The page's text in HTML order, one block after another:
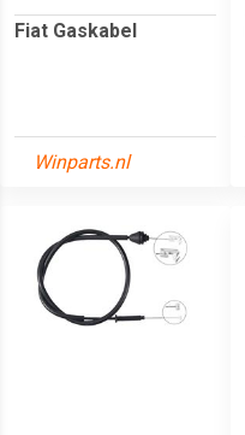
Fiat Gaskabel
Winparts.nl